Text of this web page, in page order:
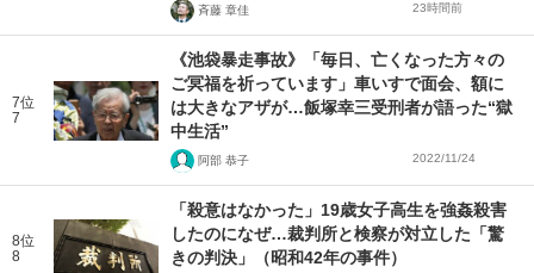
斉藤 章佳 23時間前
7位
7
《池袋暴走事故》「毎日、亡くなった方々の
ご冥福を祈っています」車いすで面会、額に
は大きなアザが…飯塚幸三受刑者が語った“獄
中生活”
阿部 恭子 2022/11/24
8位
8
「殺意はなかった」19歳女子高生を強姦殺害
したのになぜ…裁判所と検察が対立した「驚
きの判決」（昭和42年の事件）